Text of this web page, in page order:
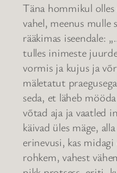
Täna hommikul
vahel, meenus mulle
rääkimas iseendale:
tulles inimeste
vormis ja kujus ja
mäletatut
seda, et läheb
võtad aja ja vaatled
käivad üles mäge,
erinevusi, kas
rohkem, vahest